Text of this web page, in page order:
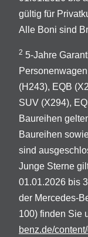
gültig für
Alle Boni sind
2 5-Jahre
(H243), EQB
SUV (X294),
Baureihen
Baureihen
sind
Junge Sterne
01.01.2026 bis
der Mercedes-
100) finden Sie
benz.de/